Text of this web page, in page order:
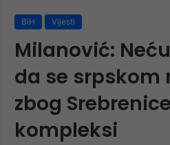
BiH Vijesti
Milanović:
da se srpskom
zbog
kompleksi